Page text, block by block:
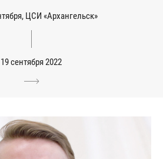
ЦСИ «Архангельск»
19 сентября 2022